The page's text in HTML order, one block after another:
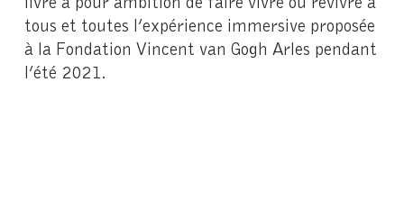
tous et toutes l’expérience immersive proposée
à la Fondation Vincent van Gogh Arles pendant
l’été 2021.